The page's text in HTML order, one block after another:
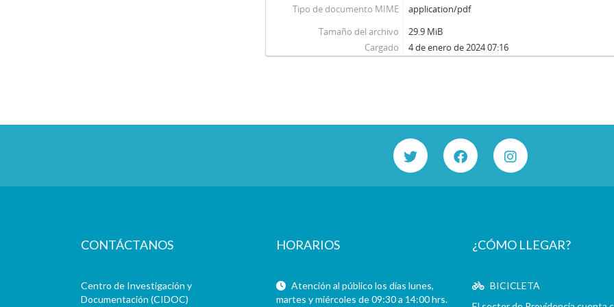
Tipo de documento MIME
application/pdf
Tamaño del archivo
29.9 MiB
Cargado
4 de enero de 2024 07:16
CONTÁCTANOS
Centro de Investigación y
Documentación (CIDOC)
HORARIOS
Atención al público los días lunes,
martes y miércoles de 09:30 a 14:00 hrs.
¿CÓMO LLEGAR?
BICICLETA